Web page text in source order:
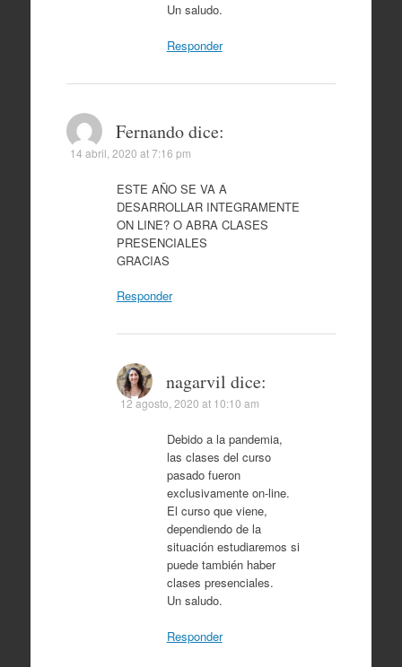
Un saludo.
Responder
Fernando dice:
14 abril, 2020 at 7:16 pm
ESTE AÑO SE VA A
DESARROLLAR INTEGRAMENTE
ON LINE? O ABRA CLASES
PRESENCIALES
GRACIAS
Responder
nagarvil dice:
12 agosto, 2020 at 10:10 am
Debido a la pandemia,
las clases del curso
pasado fueron
exclusivamente on-line.
El curso que viene,
dependiendo de la
situación estudiaremos si
puede también haber
clases presenciales.
Un saludo.
Responder